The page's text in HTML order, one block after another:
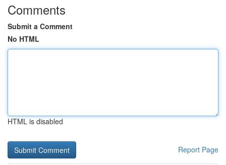
Comments
Submit a Comment
No HTML
HTML is disabled
Report Page